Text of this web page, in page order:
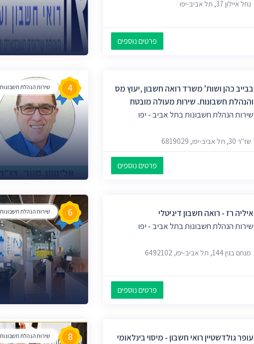
נחל איילון 37, תל אביב-יפו
פרטים נוספים
בבייב כהן ושות' משרד רואה חשבון ,יעוץ מס
והנהלת חשבונות. שירות מעולה מובטח
שירות הנהלת חשבונות בתל אביב - יפו
שז"ר 30, תל אביב-יפו, 6819029
פרטים נוספים
שירות הנהלת חשבונות 4
איליה רז - רואה חשבון דיגיטלי
שירות הנהלת חשבונות בתל אביב - יפו
מנחם בגין 144, תל אביב-יפו, 6492102
פרטים נוספים
שירות הנהלת חשבונות 6
‫עופר גולדשטיין רואי חשבון - מיסוי בינלאומי
שירות הנהלת חשבונות 8